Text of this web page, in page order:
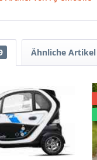
Ähnliche Artikel